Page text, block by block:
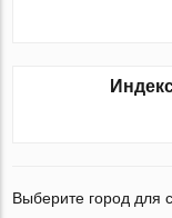
Выберите город для